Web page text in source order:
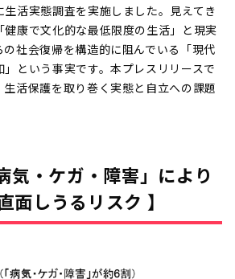
活実態調査を実施しました。見えてき
健康で文化的な最低限度の生活」と現実
の社会復帰を構造的に阻んでいる「現代
という事実です。本プレスリリースで
生活保護を取り巻く実態と自立への課題
気・ケガ・障害」により
面しうるリスク 】